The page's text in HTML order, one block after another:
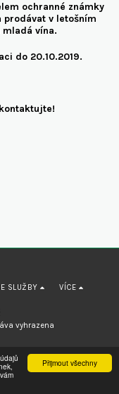
Přijmout všechny
ochranné známky
v letošním
mladá vína.
do 20.10.2019.
vyhrazena
SLUŽBY VÍCE